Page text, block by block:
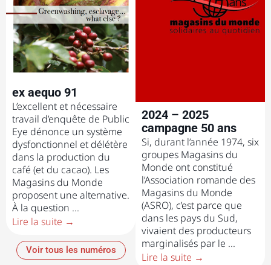
ex aequo 91
L’excellent et nécessaire
travail d’enquête de Public
Eye dénonce un système
dysfonctionnel et délétère
dans la production du
café (et du cacao). Les
Magasins du Monde
proposent une alternative.
À la question ...
Lire la suite →
Voir tous les numéros
2024 – 2025
campagne 50 ans
Si, durant l’année 1974, six
groupes Magasins du
Monde ont constitué
l’Association romande des
Magasins du Monde
(ASRO), c’est parce que
dans les pays du Sud,
vivaient des producteurs
marginalisés par le ...
Lire la suite →